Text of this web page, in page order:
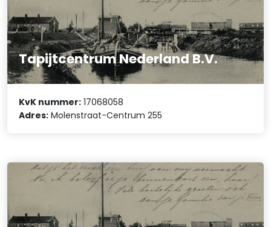
Tapijtcentrum Nederland B.V.
KvK nummer: 17068058
Adres: Molenstraat-Centrum 255